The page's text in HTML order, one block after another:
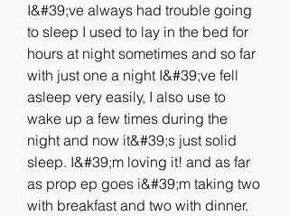
I&#39;ve always had trouble going
to sleep I used to lay in the bed for
hours at night sometimes and so far
with just one a night I&#39;ve fell
asleep very easily, I also use to
wake up a few times during the
night and now it&#39;s just solid
sleep. I&#39;m loving it! and as far
as prop ep goes i&#39;m taking two
with breakfast and two with dinner.